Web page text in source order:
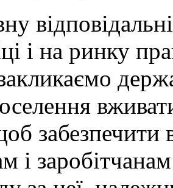
і на ринку
і